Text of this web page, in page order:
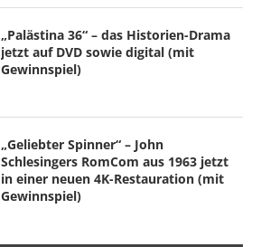
„Palästina 36“ – das Historien-Drama
jetzt auf DVD sowie digital (mit
Gewinnspiel)
„Geliebter Spinner“ – John
Schlesingers RomCom aus 1963 jetzt
in einer neuen 4K-Restauration (mit
Gewinnspiel)